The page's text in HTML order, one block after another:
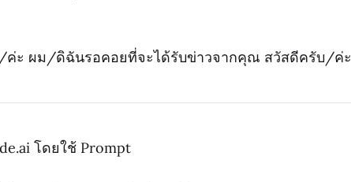
ะ ผม/ดิฉันรอคอยที่จะได้รับข่าวจากคุณ สวัสดีครับ/ค่ะ
โดยใช้ Prompt